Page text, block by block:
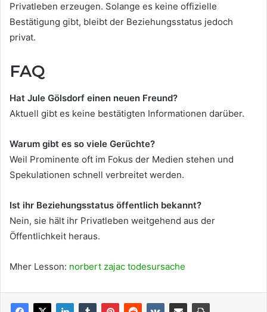
Privatleben erzeugen. Solange es keine offizielle
Bestätigung gibt, bleibt der Beziehungsstatus jedoch
privat.
FAQ
Hat Jule Gölsdorf einen neuen Freund?
Aktuell gibt es keine bestätigten Informationen darüber.
Warum gibt es so viele Gerüchte?
Weil Prominente oft im Fokus der Medien stehen und
Spekulationen schnell verbreitet werden.
Ist ihr Beziehungsstatus öffentlich bekannt?
Nein, sie hält ihr Privatleben weitgehend aus der
Öffentlichkeit heraus.
Mher Lesson: norbert zajac todesursache